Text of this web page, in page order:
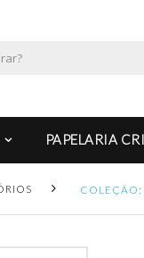
PAPELARIA
COLEÇÃO: